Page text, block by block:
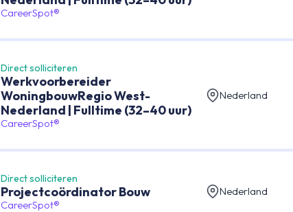
CareerSpot®
Direct solliciteren
Werkvoorbereider
WoningbouwRegio West-
Nederland | Fulltime (32–40 uur)
CareerSpot®
Nederland
Direct solliciteren
Projectcoördinator Bouw
CareerSpot®
Nederland